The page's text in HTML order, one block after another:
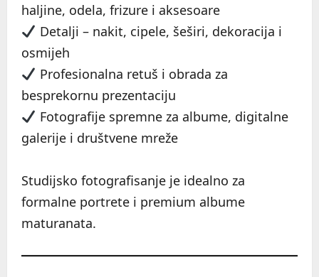
haljine, odela, frizure i aksesoare
Detalji – nakit, cipele, šeširi, dekoracija i
osmijeh
Profesionalna retuš i obrada za
besprekornu prezentaciju
Fotografije spremne za albume, digitalne
galerije i društvene mreže
Studijsko fotografisanje je idealno za
formalne portrete i premium albume
maturanata.